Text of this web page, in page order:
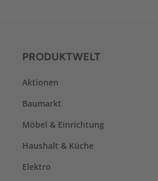
PRODUKTWELT
Aktionen
Baumarkt
Möbel & Einrichtung
Haushalt & Küche
Elektro